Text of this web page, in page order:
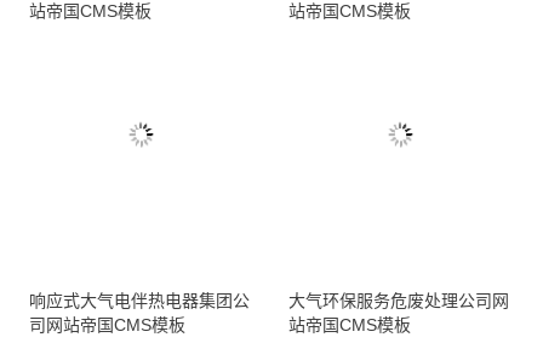
站帝国CMS模板
站帝国CMS模板
响应式大气电伴热电器集团公
司网站帝国CMS模板
大气环保服务危废处理公司网
站帝国CMS模板